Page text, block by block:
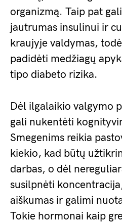
organizmą. Taip pat
jautrumas insulinui ir
kraujyje valdymas,
padidėti medžiagų
tipo diabeto rizika.
Dėl ilgalaikio valgymo
gali nukentėti
Smegenims reikia
kiekio, kad būtų
darbas, o dėl
susilpnėti
aiškumas ir galimi
Tokie hormonai kaip